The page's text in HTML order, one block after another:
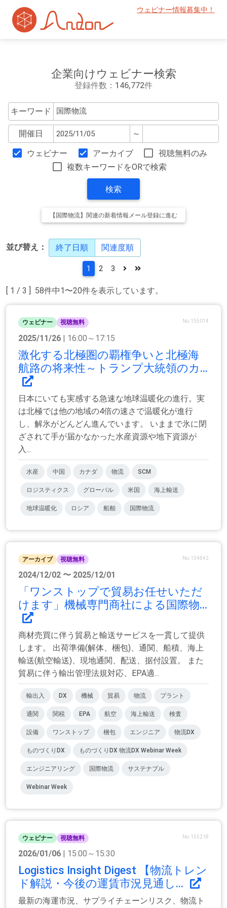
ウェビナー情報募集中！
企業向けウェビナー検索
登録件数：146,772件
キーワード
開催日 ～
ウェビナー アーカイブ
視聴無料のみ
複数キーワードをORで検索
検索
【国際物流】関連の新着情報メール登録に進む
並び替え： 終了日順 関連度順
[ 1 / 3 ] 58件中1〜20件を表示しています。
1 2 3
ウェビナー 視聴無料 No.155014
2025/11/26 | 16:00～17:15
激化する北極圏の覇権争いと北極海
航路の将来性～トランプ大統領のカ...
日本にいても実感する急速な地球温暖化の進行。実
は北極では他の地域の4倍の速さで温暖化が進行
し、解氷がどんどん進んでいます。 いままで氷に閉
ざされて手が届かなかった水産資源や地下資源が
入...
水産 中国 カナダ 物流 SCM
ロジスティクス グローバル 米国 海上輸送
地球温暖化 ロシア 船舶 国際物流
アーカイブ 視聴無料 No.154842
2024/12/02 〜 2025/12/01
「ワンストップで貿易お任せいただ
けます」機械専門商社による国際物...
商材売買に伴う貿易と輸送サービスを一貫して提供
します。 出荷準備(解体、梱包)、通関、船積、海上
輸送(航空輸送)、現地通関、配送、据付設置。 また
貿易に伴う輸出管理法規対応、EPA適...
輸出入 DX 機械 貿易 物流 プラント
通関 関税 EPA 航空 海上輸送 検査
設備 ワンストップ 梱包 エンジニア 物流DX
ものづくりDX ものづくりDX 物流DX Webinar Week
エンジニアリング 国際物流 サステナブル
Webinar Week
ウェビナー 視聴無料 No.155218
2026/01/06 | 15:00～15:30
Logistics Insight Digest 【物流トレン
ド解説・今後の運賃市況見通し...
最新の海運市況、サプライチェーンリスク、物流ト